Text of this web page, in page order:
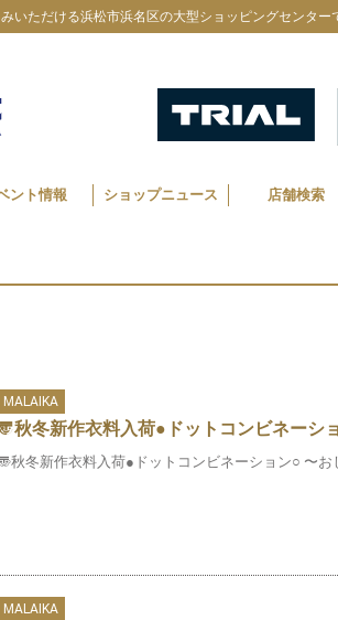
いただける浜松市浜名区の大型ショッピングセンター
ント情報 ショップニュース 店舗検索
MALAIKA
秋冬新作衣料入荷●ドットコンビネーシ
秋冬新作衣料入荷●ドットコンビネーション○ 〜
MALAIKA